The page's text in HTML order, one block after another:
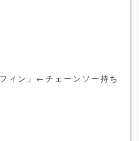
ィン」←チェーンソー持ち